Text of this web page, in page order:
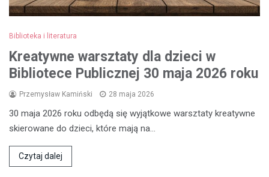
Biblioteka i literatura
Kreatywne warsztaty dla dzieci w
Bibliotece Publicznej 30 maja 2026 roku
Przemysław Kamiński 28 maja 2026
30 maja 2026 roku odbędą się wyjątkowe warsztaty kreatywne
skierowane do dzieci, które mają na…
Czytaj dalej